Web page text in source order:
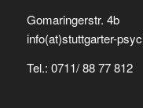
Gomaringerstr. 4b
info(at)stuttgarter-
Tel.: 0711/ 88 77 812